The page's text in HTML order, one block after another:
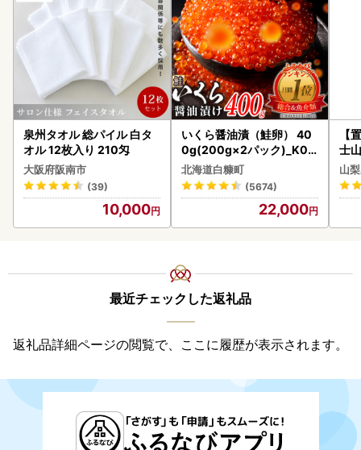
泉州タオル 総パイル 白タ
オル 12枚入り 210匁
大阪府阪南市
(39)
10,000
いくら醤油漬（鮭卵） 40
0g(200g×2パック)_K02
2-1676
北海道白糠町
(5674)
22,000
【
士
180
山
最近チェックした返礼品
返礼品詳細ページの閲覧で、ここに履歴が表示されます。